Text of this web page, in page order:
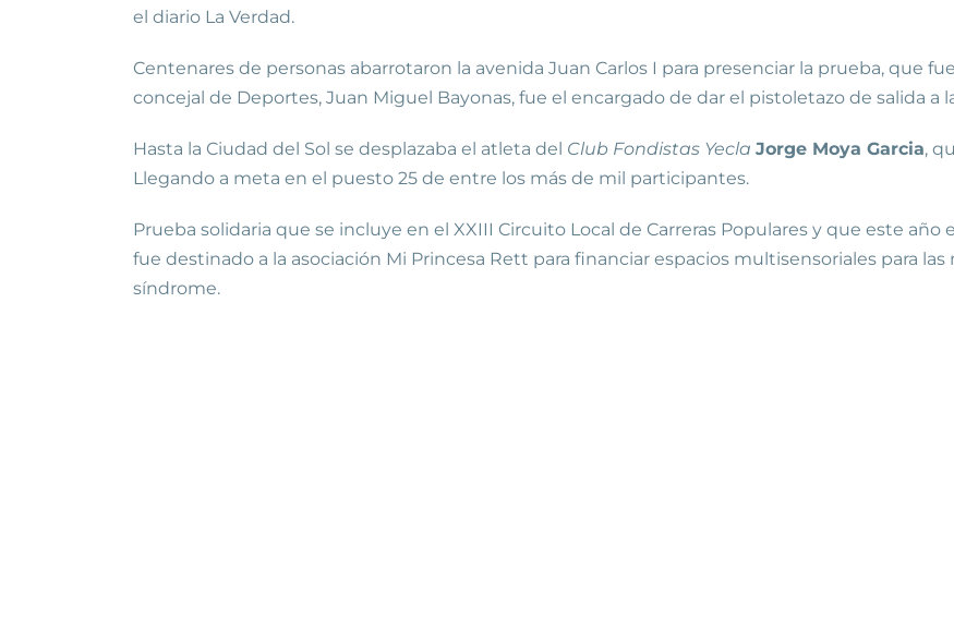
el diario La Verdad.
Centenares de personas abarrotaron la avenida Juan Carlos I para presenciar la prueba, que
concejal de Deportes, Juan Miguel Bayonas, fue el encargado de dar el pistoletazo de salida a
Hasta la Ciudad del Sol se desplazaba el atleta del Club Fondistas Yecla Jorge Moya Garcia,
Llegando a meta en el puesto 25 de entre los más de mil participantes.
Prueba solidaria que se incluye en el XXIII Circuito Local de Carreras Populares y que este
fue destinado a la asociación Mi Princesa Rett para financiar espacios multisensoriales para
síndrome.